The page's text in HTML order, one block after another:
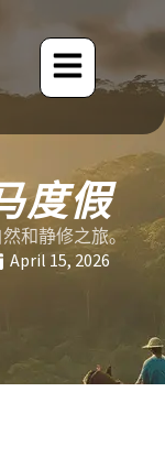
度假
和静修之旅。
April 15, 2026